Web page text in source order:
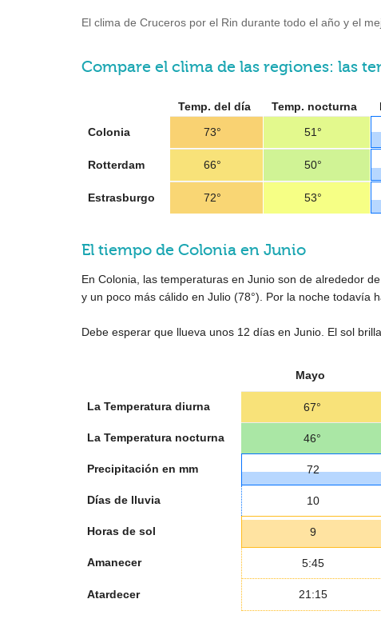
El clima de Cruceros por el Rin durante todo el año y el
Compare el clima de las regiones: las
Temp. del día Temp. nocturna
Colonia
73° 51°
Rotterdam 66° 50°
Estrasburgo 72° 53°
El tiempo de Colonia en Junio
En Colonia, las temperaturas en Junio son de alrededor de
y un poco más cálido en Julio (78°). Por la noche todavía
Debe esperar que llueva unos 12 días en Junio. El sol
Mayo
La Temperatura diurna 67°
La Temperatura nocturna 46°
Precipitación en mm 72
Días de lluvia 10
Horas de sol 9
Amanecer 5:45
Atardecer 21:15